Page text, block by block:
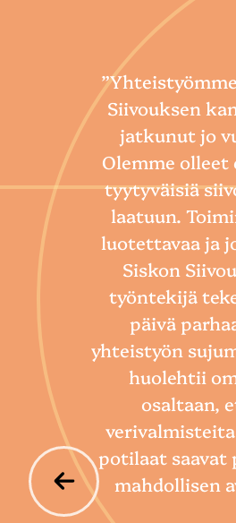
Siivouksen
jatkunut jo
Olemme
tyytyväisiä
laatuun.
luotettavaa ja
Siskon
työntekijä
päivä
yhteistyön
huolehtii
osaltaan,
potilaat saavat
mahdollisen